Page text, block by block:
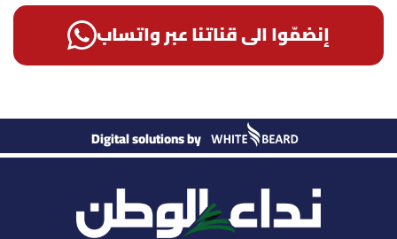
إنضمّوا الى قناتنا عبر واتساب
Digital solutions by